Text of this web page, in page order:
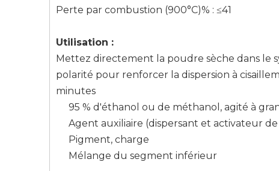
Perte par combustion (900°C)% : ≤41
Utilisation :
Mettez directement la poudre sèche dans le
polarité pour renforcer la dispersion à
minutes
95 % d'éthanol ou de méthanol, agité à
Agent auxiliaire (dispersant et activateur de
Pigment, charge
Mélange du segment inférieur